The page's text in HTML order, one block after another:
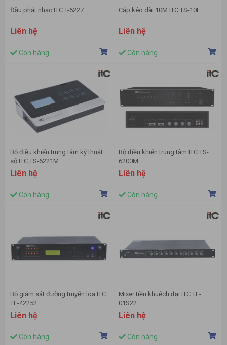
Đầu phát nhạc ITC T-6227
Liên hệ
Còn hàng
Cáp kéo dài 10M ITC TS-10L
Liên hệ
Còn hàng
Bộ điều khiển trung tâm kỹ thuật
số ITC TS-6221M
Liên hệ
Còn hàng
Bộ điều khiển trung tâm ITC TS-
6200M
Liên hệ
Còn hàng
Bộ giám sát đường truyển loa ITC
TF-42252
Liên hệ
Còn hàng
Mixer tiền khuếch đại ITC TF-
01S22
Liên hệ
Còn hàng